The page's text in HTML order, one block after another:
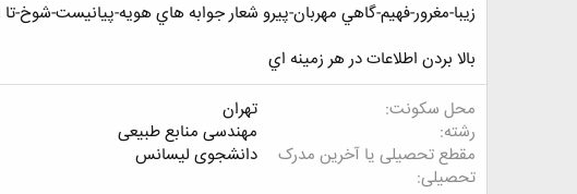
زيبا-مغرور-فهيم-گاهي مهربان-پيرو شعار جوابه هاي هويه-پيانيست-شوخ-
بالا بردن اطلاعات در هر زمينه اي
محل سکونت
تهران
رشته
مهندسی منابع طبیعی
مقطع تحصیلی یا آخرین مدرک
تحصیلی
دانشجوی لیسانس